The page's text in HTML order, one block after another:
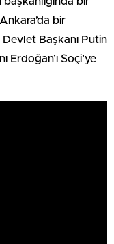
bir
Başkanı Putin
Erdoğan’ı Soçi’ye